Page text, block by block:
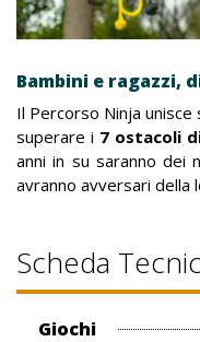
Bambini e ragazzi,
Il Percorso Ninja unisce
superare i 7 ostacoli
anni in su saranno dei
avranno avversari della
Scheda
Giochi